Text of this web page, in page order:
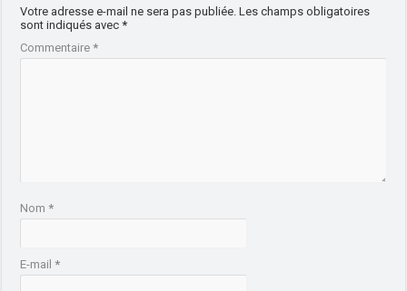
Votre adresse e-mail ne sera pas publiée. Les champs obligatoires
sont indiqués avec*
Commentaire*
Nom*
E-mail*